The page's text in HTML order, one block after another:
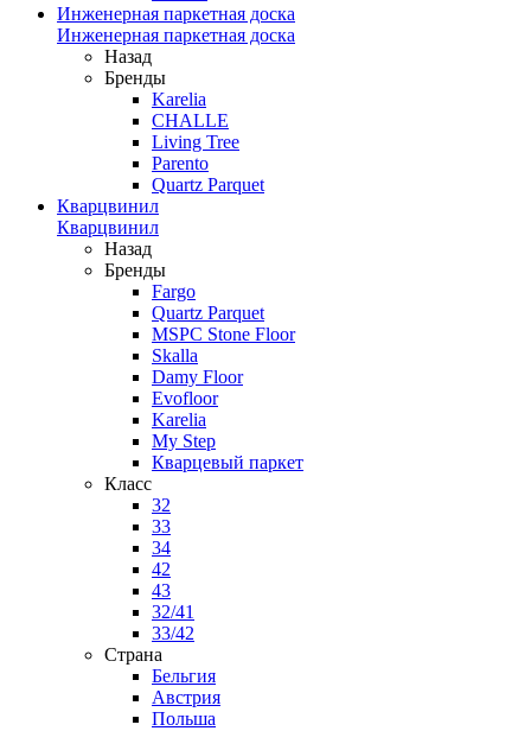
Инженерная паркетная доска
Инженерная паркетная доска
Назад
Бренды
Karelia
CHALLE
Living Tree
Parento
Quartz Parquet
Кварцвинил
Кварцвинил
Назад
Бренды
Fargo
Quartz Parquet
MSPC Stone Floor
Skalla
Damy Floor
Evofloor
Karelia
My Step
Кварцевый паркет
Класс
32
33
34
42
43
32/41
33/42
Страна
Бельгия
Австрия
Польша